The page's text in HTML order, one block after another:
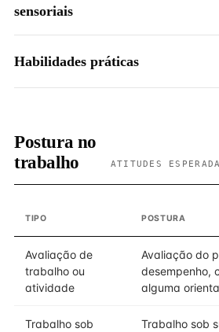
sensoriais
Habilidades práticas
Postura no
trabalho
ATITUDES
TIPO POSTURA
Avaliação de
trabalho ou
atividade
Avaliação do
desempenho,
alguma
Trabalho sob
Trabalho sob